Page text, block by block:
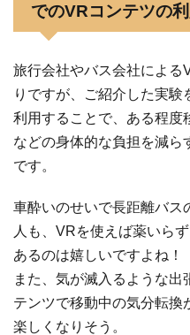
でのVRコンテツの
旅行会社やバス会社による
りですが、ご紹介した実
利用することで、ある程度
などの身体的な負担を減ら
です。
車酔いのせいで長距離バス
人も、VRを使えば薬いら
あるのは嬉しいですよね！
また、気が滅入るような
テンツで移動中の気分転換
楽しくなりそう。